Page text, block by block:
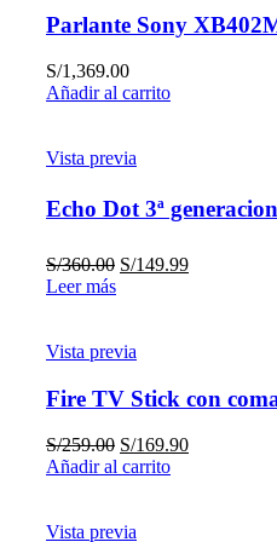
Parlante Sony
S/1,369.00
Añadir al carrito
Vista previa
Echo Dot 3ª
S/360.00 S/149.99
Leer más
Vista previa
Fire TV Stick con
S/259.00 S/169.90
Añadir al carrito
Vista previa